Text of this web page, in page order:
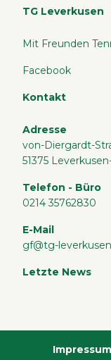
TG Leverkusen
Mit Freunden
Facebook
Kontakt
Adresse
von-Diergardt-
51375
Telefon - Büro
0214 35762830
E-Mail
gf@tg-
Letzte News
Impressum